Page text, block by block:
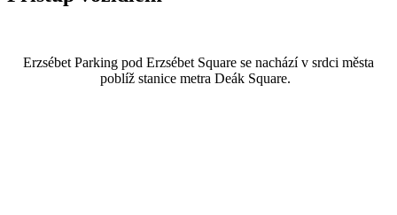
Erzsébet Parking pod Erzsébet Square se nachází v srdci města
poblíž stanice metra Deák Square.